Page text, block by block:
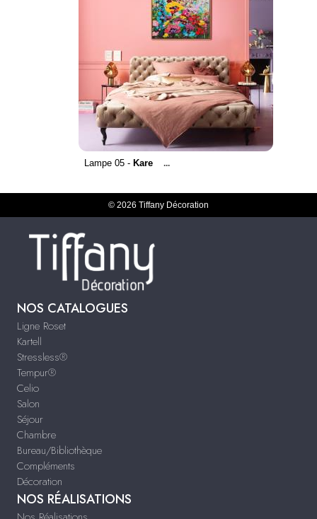
Lampe 05 - Kare ...
© 2026 Tiffany Décoration
NOS CATALOGUES
Ligne Roset
Kartell
Stressless®
Tempur®
Celio
Salon
Séjour
Chambre
Bureau/Bibliothèque
Compléments
Décoration
NOS RÉALISATIONS